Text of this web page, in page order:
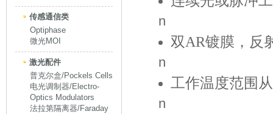
传感通信类
Optiphase
微光MOI
激光配件
普克尔盒/Pockels Cells
电光调制器/Electro-
Optics Modulators
法拉第隔离器/Faraday
n
双AR镀膜，反
n
工作温度范围
n